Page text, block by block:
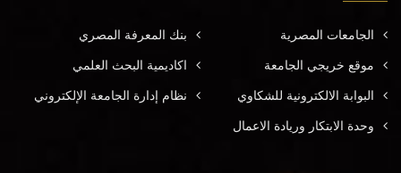
الجامعات المصرية بنك المعرفة المصري
موقع خريجي الجامعة اكاديمية البحث العلمي
البوابة الالكترونية للشكاوي نظام إدارة الجامعة الإلكتروني
وحدة الابتكار وريادة الاعمال